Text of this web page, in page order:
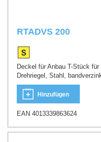
RTADVS 200
Deckel für Anbau T-Stück
Drehriegel, Stahl,
Hinzufügen
EAN 4013339863624